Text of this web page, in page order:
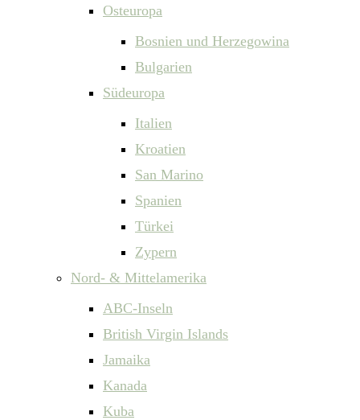
Osteuropa
Bosnien und Herzegowina
Bulgarien
Südeuropa
Italien
Kroatien
San Marino
Spanien
Türkei
Zypern
Nord- & Mittelamerika
ABC-Inseln
British Virgin Islands
Jamaika
Kanada
Kuba